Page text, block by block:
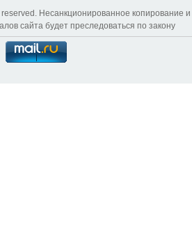
Несанкционированное копирование и
сайта будет преследоваться по закону